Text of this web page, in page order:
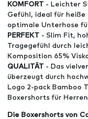
KOMFORT - Leichter
Gefühl, ideal für heiße
optimale Unterhose
PERFEKT - Slim Fit,
Tragegefühl durch
Komposition 65%
QUALITÄT - Das
überzeugt durch
Logo 2-pack Bamboo
Boxershorts für
Die Boxershorts von